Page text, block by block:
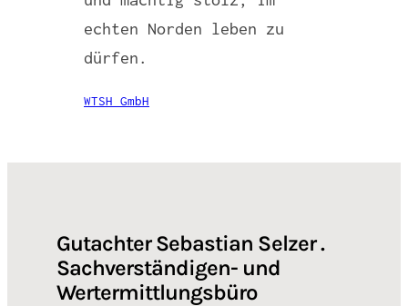
echten Norden leben zu
dürfen.
WTSH GmbH
Gutachter Sebastian Selzer .
Sachverständigen- und
Wertermittlungsbüro